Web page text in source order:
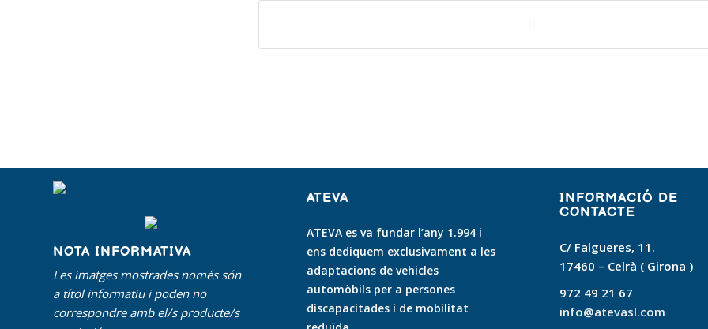
NOTA INFORMATIVA
Les imatges mostrades només són
a títol informatiu i poden no
correspondre amb el/s producte/s
ATEVA
ATEVA es va fundar l’any 1.994 i
ens dediquem exclusivament a les
adaptacions de vehicles
automòbils per a persones
discapacitades i de mobilitat
INFORMACIÓ DE
CONTACTE
C/ Falgueres, 11.
17460 – Celrà ( Girona )
972 49 21 67
info@atevasl.com